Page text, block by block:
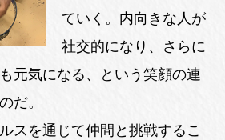
ていく。内向きな人が
社交的になり、さらに
元気になる、という笑顔の連
だ。
スを通じて仲間と挑戦するこ